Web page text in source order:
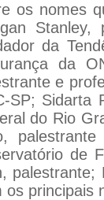
os nomes
Stanley,
da
da
e
SP; Sidarta
do Rio
de
palestrante;
os principais